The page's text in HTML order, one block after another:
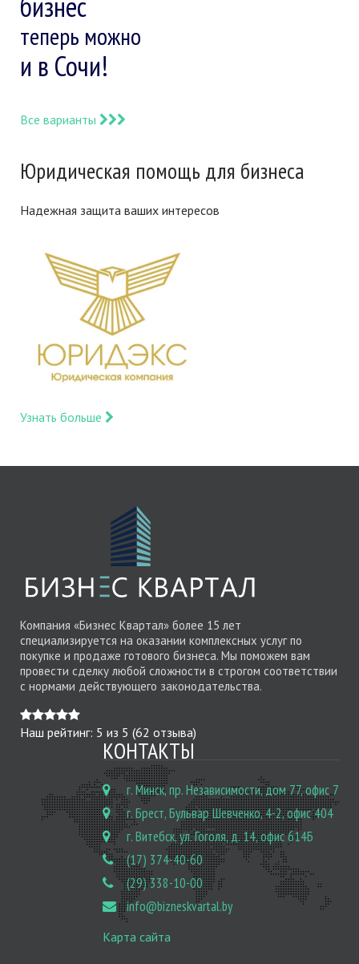
теперь можно
и в Сочи!
Все варианты
Юридическая помощь для бизнеса
Надежная защита ваших интересов
Узнать больше
Компания «Бизнес Квартал» более 15 лет
специализируется на оказании комплексных услуг по
покупке и продаже готового бизнеса. Мы поможем вам
провести сделку любой сложности в строгом соответствии
с нормами действующего законодательства.
Наш рейтинг: 5 из 5 (62 отзыва)
КОНТАКТЫ
г. Минск, пр. Независимости, дом 77, офис 7
г. Брест, Бульвар Шевченко, 4-2, офис 404
г. Витебск, ул. Гоголя, д. 14, офис 614Б
(17) 374-40-60
(29) 338-10-00
info@bizneskvartal.by
Карта сайта